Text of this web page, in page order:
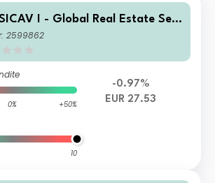
I - Global Real Estate Sec
Portfolio A EUR Acc
2599862
0% +50%
10
-0.97%
EUR 27.53